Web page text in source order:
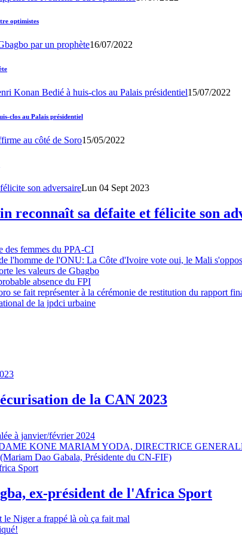
optimistes
16/07/2022
15/07/2022
clos au Palais présidentiel
15/05/2022
Lun 04 Sept 2023
reconnaît sa défaite et félicite son
des femmes du PPA-CI
l'homme de l'ONU: La Côte d'Ivoire vote oui, le Mali
les valeurs de Gbagbo
absence du FPI
se fait représenter à la cérémonie de restitution du rapport
de la jpdci urbaine
de la CAN 2023
à janvier/février 2024
KONE MARIAM YODA, DIRECTRICE
Dao Gabala, Présidente du CN-FIF)
ex-président de l'Africa Sport
Niger a frappé là où ça fait mal